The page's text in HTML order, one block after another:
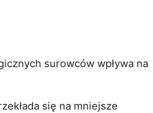
surowców wpływa na
się na mniejsze